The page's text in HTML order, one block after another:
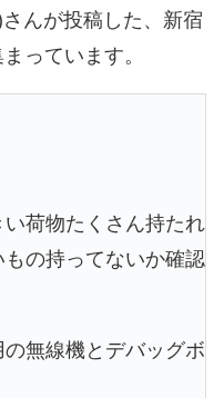
んが投稿した、新宿
っています。
荷物たくさん持たれ
の持ってないか確認
無線機とデバッグボ